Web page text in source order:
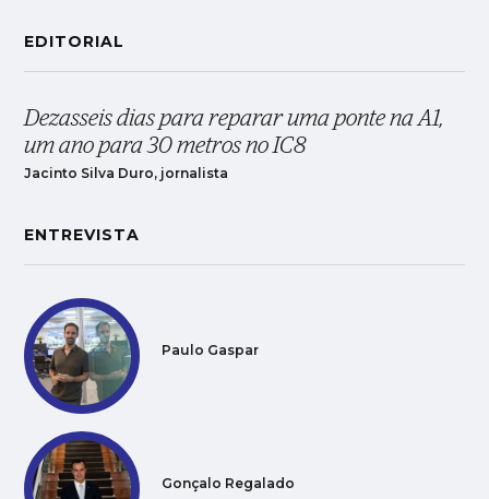
EDITORIAL
Dezasseis dias para reparar uma ponte na A1,
um ano para 30 metros no IC8
Jacinto Silva Duro, jornalista
ENTREVISTA
Paulo Gaspar
Gonçalo Regalado